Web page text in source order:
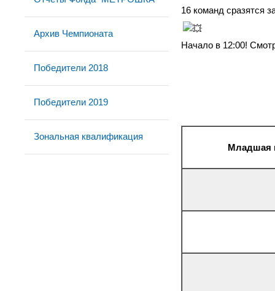
Архив Чемпионата
Победители 2018
Победители 2019
Зональная квалификация
16 команд сразятся
Начало в 12:00!
Младшая